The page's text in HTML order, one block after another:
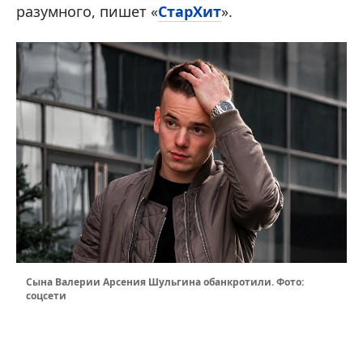
разумного, пишет «СтарХит».
Сына Валерии Арсения Шульгина обанкротили. Фото:
соцсети